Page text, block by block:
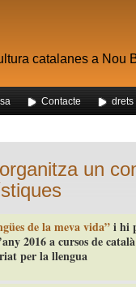
catalanes a Nou
Contacte drets
un
de la meva vida”i hi
2016 a cursos de
per la llengua